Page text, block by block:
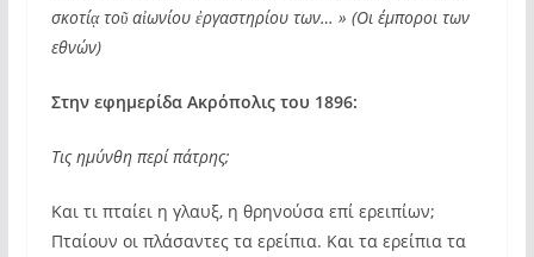
σκοτίᾳ τοῦ αἰωνίου ἐργαστηρίου των… » (Οι έμποροι των
εθνών)
Στην εφημερίδα Ακρόπολις του 1896:
Τις ημύνθη περί πάτρης;
Και τι πταίει η γλαυξ, η θρηνούσα επί ερειπίων;
Πταίουν οι πλάσαντες τα ερείπια. Και τα ερείπια τα